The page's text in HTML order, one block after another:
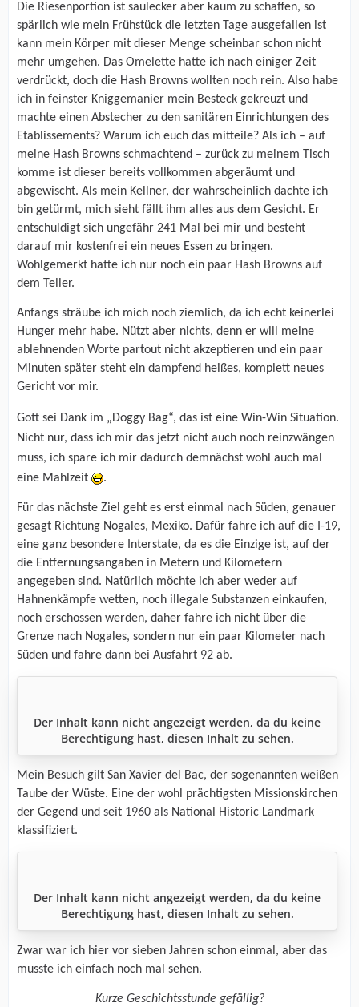
Die Riesenportion ist saulecker aber kaum zu schaffen, so
spärlich wie mein Frühstück die letzten Tage ausgefallen ist
kann mein Körper mit dieser Menge scheinbar schon nicht
mehr umgehen. Das Omelette hatte ich nach einiger Zeit
verdrückt, doch die Hash Browns wollten noch rein. Also habe
ich in feinster Kniggemanier mein Besteck gekreuzt und
machte einen Abstecher zu den sanitären Einrichtungen des
Etablissements? Warum ich euch das mitteile? Als ich – auf
meine Hash Browns schmachtend – zurück zu meinem Tisch
komme ist dieser bereits vollkommen abgeräumt und
abgewischt. Als mein Kellner, der wahrscheinlich dachte ich
bin getürmt, mich sieht fällt ihm alles aus dem Gesicht. Er
entschuldigt sich ungefähr 241 Mal bei mir und besteht
darauf mir kostenfrei ein neues Essen zu bringen.
Wohlgemerkt hatte ich nur noch ein paar Hash Browns auf
dem Teller.
Anfangs sträube ich mich noch ziemlich, da ich echt keinerlei
Hunger mehr habe. Nützt aber nichts, denn er will meine
ablehnenden Worte partout nicht akzeptieren und ein paar
Minuten später steht ein dampfend heißes, komplett neues
Gericht vor mir.
Gott sei Dank im „Doggy Bag“, das ist eine Win-Win Situation.
Nicht nur, dass ich mir das jetzt nicht auch noch reinzwängen
muss, ich spare ich mir dadurch demnächst wohl auch mal
eine Mahlzeit
.
Für das nächste Ziel geht es erst einmal nach Süden, genauer
gesagt Richtung Nogales, Mexiko. Dafür fahre ich auf die I-19,
eine ganz besondere Interstate, da es die Einzige ist, auf der
die Entfernungsangaben in Metern und Kilometern
angegeben sind. Natürlich möchte ich aber weder auf
Hahnenkämpfe wetten, noch illegale Substanzen einkaufen,
noch erschossen werden, daher fahre ich nicht über die
Grenze nach Nogales, sondern nur ein paar Kilometer nach
Süden und fahre dann bei Ausfahrt 92 ab.
Der Inhalt kann nicht angezeigt werden, da du keine
Berechtigung hast, diesen Inhalt zu sehen.
Mein Besuch gilt San Xavier del Bac, der sogenannten weißen
Taube der Wüste. Eine der wohl prächtigsten Missionskirchen
der Gegend und seit 1960 als National Historic Landmark
klassifiziert.
Der Inhalt kann nicht angezeigt werden, da du keine
Berechtigung hast, diesen Inhalt zu sehen.
Zwar war ich hier vor sieben Jahren schon einmal, aber das
musste ich einfach noch mal sehen.
Kurze Geschichtsstunde gefällig?